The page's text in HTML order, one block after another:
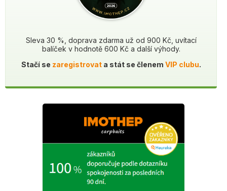
Sleva 30 %, doprava zdarma už od 900 Kč, uvítací
balíček v hodnotě 600 Kč a další výhody.
Stačí se zaregistrovata stát se členem VIP clubu.